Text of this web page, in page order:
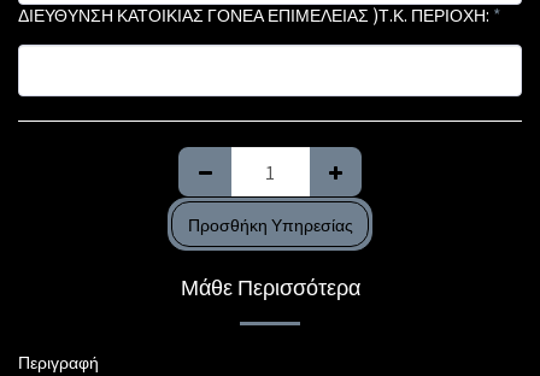
ΔΙΕΥΘΥΝΣΗ ΚΑΤΟΙΚΙΑΣ ΓΟΝΕΑ ΕΠΙΜΕΛΕΙΑΣ )Τ.Κ. ΠΕΡΙΟΧΗ: *
Προσθήκη Υπηρεσίας
Μάθε Περισσότερα
Περιγραφή